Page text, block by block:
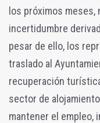
los próximos meses,
incertidumbre
pesar de ello, los
traslado al
recuperación
sector de
mantener el empleo,